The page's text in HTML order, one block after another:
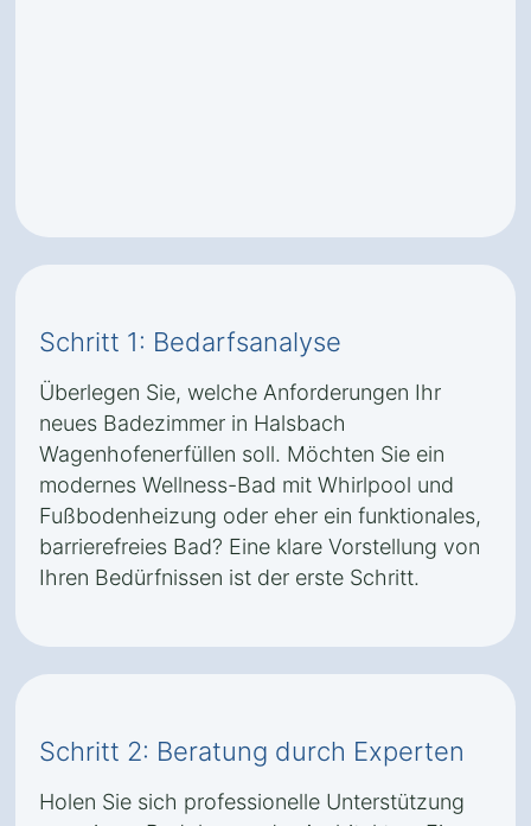
Schritt 1: Bedarfsanalyse
Überlegen Sie, welche Anforderungen Ihr
neues Badezimmer in Halsbach
Wagenhofenerfüllen soll. Möchten Sie ein
modernes Wellness-Bad mit Whirlpool und
Fußbodenheizung oder eher ein funktionales,
barrierefreies Bad? Eine klare Vorstellung von
Ihren Bedürfnissen ist der erste Schritt.
Schritt 2: Beratung durch Experten
Holen Sie sich professionelle Unterstützung